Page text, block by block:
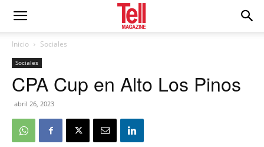
Inicio Sociales
Sociales
CPA Cup en Alto Los Pinos
abril 26, 2023